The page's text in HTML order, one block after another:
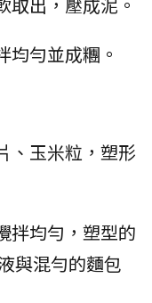
均勻並成糰。
、玉米粒，塑形
拌均勻，塑型的
與混勻的麵包